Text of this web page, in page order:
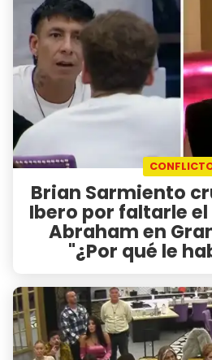
Brian Sarmiento
Ibero por faltarle
Abraham en
"¿Por qué le